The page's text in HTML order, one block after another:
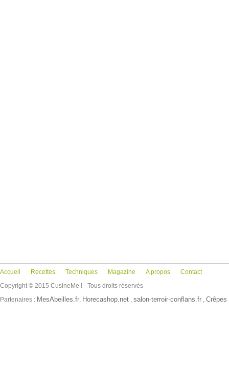
Accueil Recettes Techniques Magazine A propos
Contact
Copyright © 2015 CusineMe ! - Tous droits réservés
Partenaires : MesAbeilles.fr, Horecashop.net , salon-terroir-conflans.fr ,